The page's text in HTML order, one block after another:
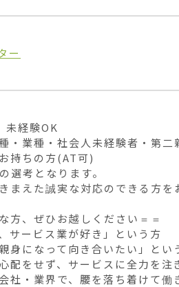
ー
未経験OK
・業種・社会人未経験者・第二
持ちの方(AT可)
選考となります。
まえた誠実な対応のできる方を
方、ぜひお越しください＝＝
サービス業が好き」という方
身になって向き合いたい」とい
配をせず、サービスに全力を注
社・業界で、腰を落ち着けて働